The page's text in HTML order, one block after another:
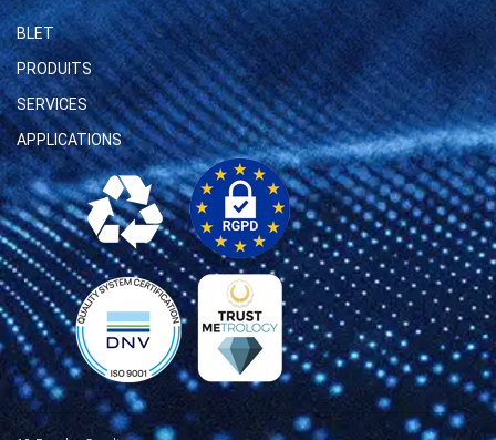
BLET
PRODUITS
SERVICES
APPLICATIONS